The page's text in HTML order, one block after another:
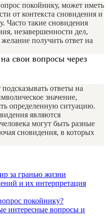
покойнику, может иметь
от контекста сновидения и
Часто такие сновидения
незавершенности дел,
получить ответ на
свои вопросы через
ответы на
значение,
определенную ситуацию.
являются
могут быть разные
сновидения, в которых
за гранью жизни
и их интерпретация
покойнику?
интересные вопросы и